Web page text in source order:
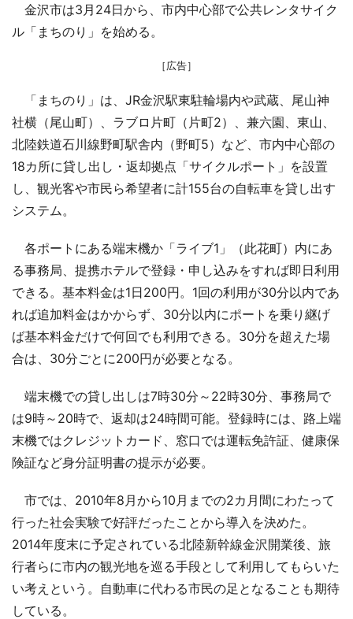
金沢市は3月24日から、市内中心部で公共レンタサイク
ル「まちのり」を始める。
［広告］
「まちのり」は、JR金沢駅東駐輪場内や武蔵、尾山神
社横（尾山町）、ラブロ片町（片町2）、兼六園、東山、
北陸鉄道石川線野町駅舎内（野町5）など、市内中心部の
18カ所に貸し出し・返却拠点「サイクルポート」を設置
し、観光客や市民ら希望者に計155台の自転車を貸し出す
システム。
各ポートにある端末機か「ライブ1」（此花町）内にあ
る事務局、提携ホテルで登録・申し込みをすれば即日利用
できる。基本料金は1日200円。1回の利用が30分以内であ
れば追加料金はかからず、30分以内にポートを乗り継げ
ば基本料金だけで何回でも利用できる。30分を超えた場
合は、30分ごとに200円が必要となる。
端末機での貸し出しは7時30分～22時30分、事務局で
は9時～20時で、返却は24時間可能。登録時には、路上端
末機ではクレジットカード、窓口では運転免許証、健康保
険証など身分証明書の提示が必要。
市では、2010年8月から10月までの2カ月間にわたって
行った社会実験で好評だったことから導入を決めた。
2014年度末に予定されている北陸新幹線金沢開業後、旅
行者らに市内の観光地を巡る手段として利用してもらいた
い考えという。自動車に代わる市民の足となることも期待
している。